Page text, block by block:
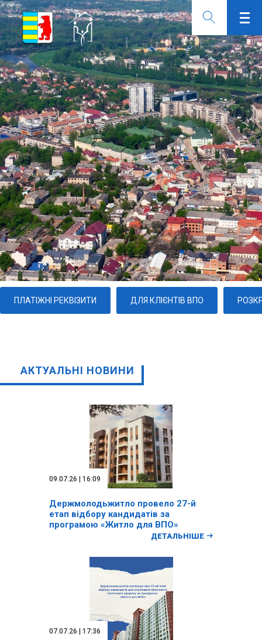
ПЛАТІЖНІ РЕКВІЗИТИ ДЛЯ КЛІЄНТІВ ВПО
АКТУАЛЬНІ НОВИНИ
09.07.26 | 16:09
Держмолодьжитло провело 27-й
етап відбору кандидатів за
програмою «Житло для ВПО»
ДЕТАЛЬНІШЕ
07.07.26 | 17:36